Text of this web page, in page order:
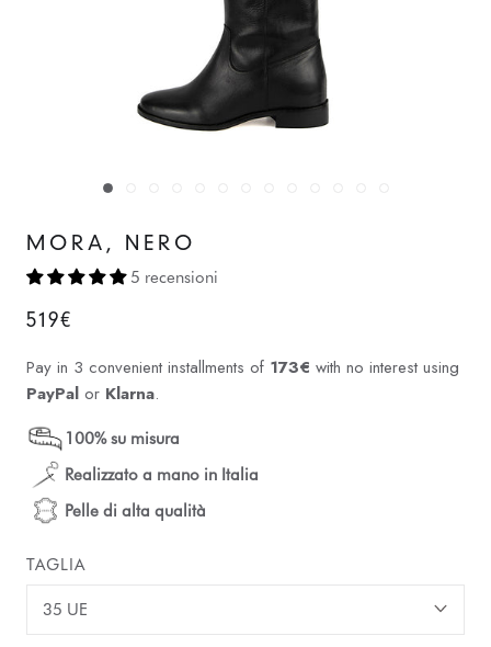
MORA, NERO
5 recensioni
519€
Pay in 3 convenient installments of 173€ with no interest using
PayPal or Klarna.
100% su misura
Realizzato a mano in Italia
Pelle di alta qualità
TAGLIA
35 UE